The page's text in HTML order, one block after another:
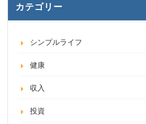
カテゴリー
シンプルライフ
健康
収入
投資